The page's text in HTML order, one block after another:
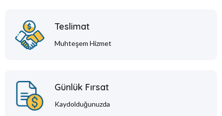
Teslimat
Muhteşem Hizmet
Günlük Fırsat
Kaydolduğunuzda